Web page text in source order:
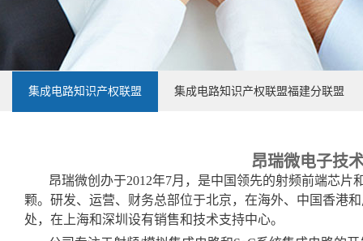
集成电路知识产权联盟 集成电路知识产权联盟福建分联盟
昂瑞微电子技
昂瑞微创办于2012年7月，是中国领先的射频前端芯片
颗。研发、运营、财务总部位于北京，在海外、中国香港
处，在上海和深圳设有销售和技术支持中心。